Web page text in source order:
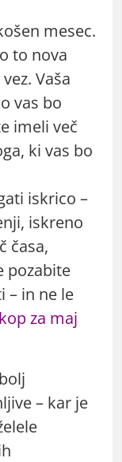
mesec.
to nova
Vaša
vas bo
imeli več
ki vas bo
iskrico –
iskreno
časa,
pozabite
– in ne le
za maj
– kar je